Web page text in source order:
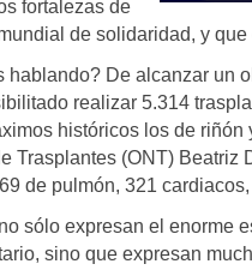
fortalezas de
de solidaridad, y
hablando? De alcanzar un
realizar 5.314
históricos los de
Trasplantes (ONT)
de pulmón, 321
sólo expresan el enorme
sino que expresan